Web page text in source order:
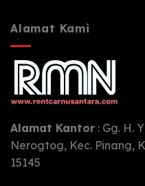
Alamat Kami
Alamat Kantor : Gg. H.
Nerogtog, Kec. Pinang,
15145